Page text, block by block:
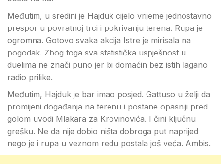
Međutim, u sredini je Hajduk cijelo vrijeme jednostavno
prespor u povratnoj trci i pokrivanju terena. Rupa je
ogromna. Gotovo svaka akcija Istre je mirisala na
pogodak. Zbog toga sva statistička uspješnost u
duelima ne znači puno jer bi domaćin bez istih lagano
radio prilike.
Međutim, Hajduk je bar imao posjed. Gattuso u želji da
promijeni događanja na terenu i postane opasniji pred
golom uvodi Mlakara za Krovinovića. I čini ključnu
grešku. Ne da nije dobio ništa dobroga put naprijed
nego je i rupa u veznom redu postala još veća. Ambis.